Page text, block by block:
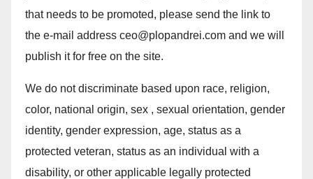
that needs to be promoted, please send the link to
the e-mail address ceo@plopandrei.com and we will
publish it for free on the site.
We do not discriminate based upon race, religion,
color, national origin, sex , sexual orientation, gender
identity, gender expression, age, status as a
protected veteran, status as an individual with a
disability, or other applicable legally protected